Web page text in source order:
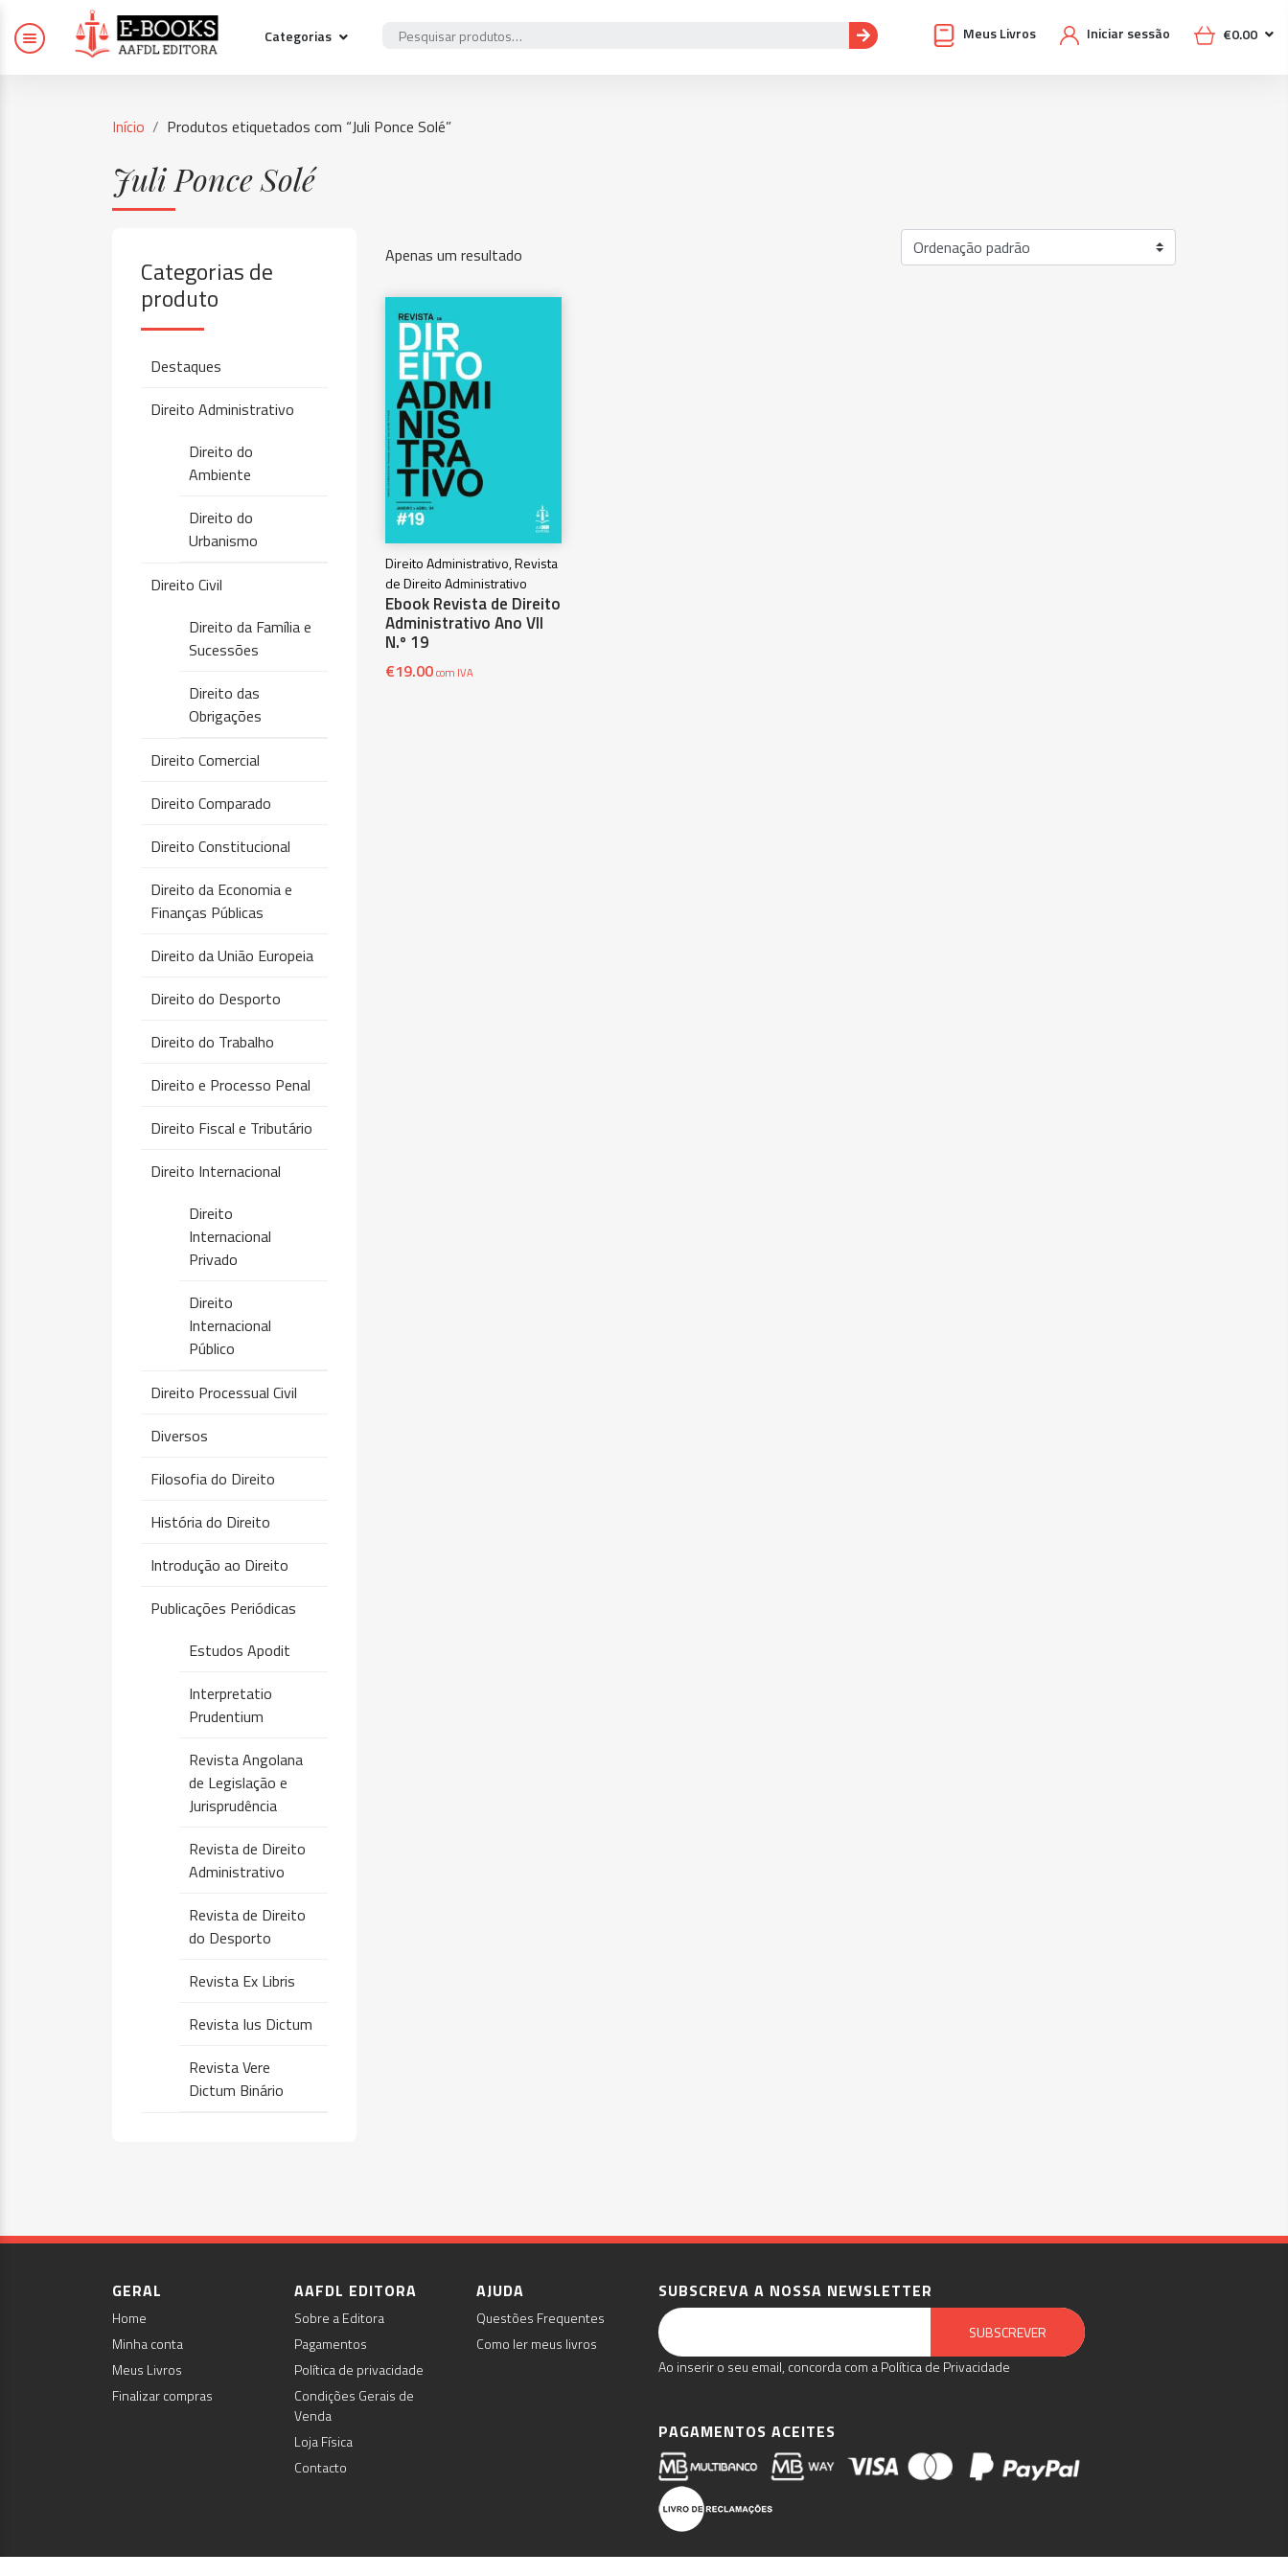
Categorias Meus Livros Iniciar sessão €0.00
Início Produtos etiquetados com “Juli Ponce Solé”
Juli Ponce Solé
Categorias de
produto
Destaques
Direito Administrativo
Direito do
Ambiente
Direito do
Urbanismo
Direito Civil
Direito da Família e
Sucessões
Direito das
Obrigações
Direito Comercial
Direito Comparado
Direito Constitucional
Direito da Economia e
Finanças Públicas
Direito da União Europeia
Direito do Desporto
Direito do Trabalho
Direito e Processo Penal
Direito Fiscal e Tributário
Direito Internacional
Direito
Internacional
Privado
Direito
Internacional
Público
Direito Processual Civil
Diversos
Filosofia do Direito
História do Direito
Introdução ao Direito
Publicações Periódicas
Estudos Apodit
Interpretatio
Prudentium
Revista Angolana
de Legislação e
Jurisprudência
Revista de Direito
Administrativo
Revista de Direito
do Desporto
Revista Ex Libris
Revista Ius Dictum
Revista Vere
Dictum Binário
Apenas um resultado
Direito Administrativo, Revista
de Direito Administrativo
Ebook Revista de Direito
Administrativo Ano VII
N.º 19
€19.00com IVA
GERAL
Home
Minha conta
Meus Livros
Finalizar compras
AAFDL EDITORA
Sobre a Editora
Pagamentos
Política de privacidade
Condições Gerais de
Venda
Loja Física
Contacto
AJUDA
Questões Frequentes
Como ler meus livros
SUBSCREVA A NOSSA NEWSLETTER
SUBSCREVER
Email Marketing by E-goi
Ao inserir o seu email, concorda com a Política de Privacidade
PAGAMENTOS ACEITES